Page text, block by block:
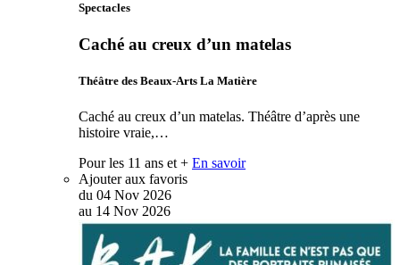
Spectacles
Caché au creux d’un matelas
Théâtre des Beaux-Arts La Matière
Caché au creux d’un matelas. Théâtre d’après une
histoire vraie,…
Pour les 11 ans et + En savoir
Ajouter aux favoris
du 04 Nov 2026
au 14 Nov 2026